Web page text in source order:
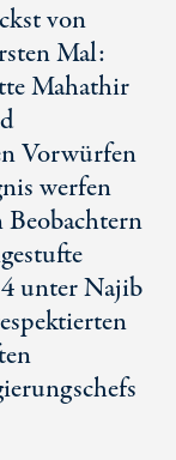
von
Mal:
Mahathir
Vorwürfen
werfen
unter Najib